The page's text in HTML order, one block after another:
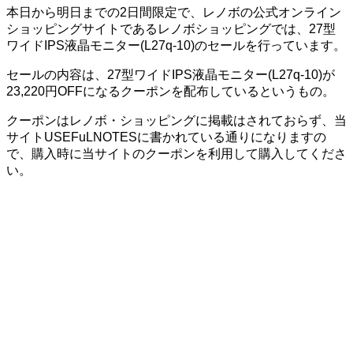
本日から明日までの2日間限定で、レノボの公式オンライン
ショッピングサイトであるレノボショッピングでは、27型
ワイドIPS液晶モニター(L27q-10)のセールを行っています。
セールの内容は、27型ワイドIPS液晶モニター(L27q-10)が
23,220円OFFになるクーポンを配布しているというもの。
クーポンはレノボ・ショッピングに掲載はされておらず、当
サイトUSEFuLNOTESに書かれている通りになりますの
で、購入時に当サイトのクーポンを利用して購入してくださ
い。